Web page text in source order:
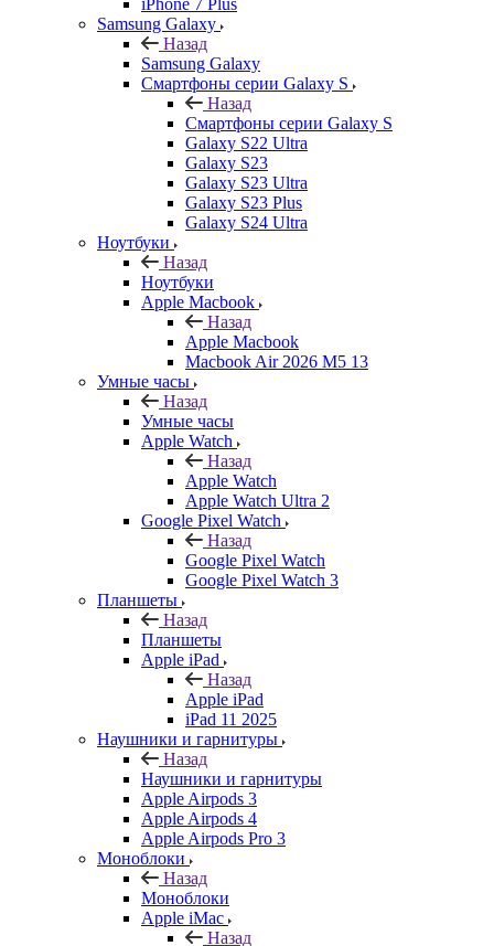
iPhone 7 Plus
Samsung Galaxy
Назад
Samsung Galaxy
Смартфоны серии Galaxy S
Назад
Смартфоны серии Galaxy S
Galaxy S22 Ultra
Galaxy S23
Galaxy S23 Ultra
Galaxy S23 Plus
Galaxy S24 Ultra
Ноутбуки
Назад
Ноутбуки
Apple Macbook
Назад
Apple Macbook
Macbook Air 2026 M5 13
Умные часы
Назад
Умные часы
Apple Watch
Назад
Apple Watch
Apple Watch Ultra 2
Google Pixel Watch
Назад
Google Pixel Watch
Google Pixel Watch 3
Планшеты
Назад
Планшеты
Apple iPad
Назад
Apple iPad
iPad 11 2025
Наушники и гарнитуры
Назад
Наушники и гарнитуры
Apple Airpods 3
Apple Airpods 4
Apple Airpods Pro 3
Моноблоки
Назад
Моноблоки
Apple iMac
Назад